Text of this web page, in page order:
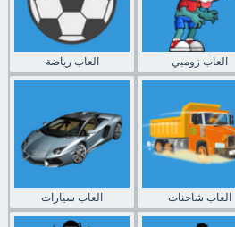
العاب رياضة العاب زومبي
العاب سيارات العاب شاحنات